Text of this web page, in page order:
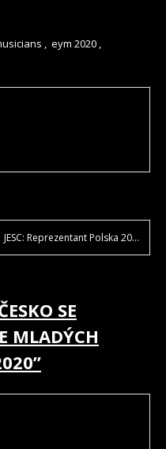
, eym 2020 ,
JESC: Reprezentant Polska 2019
SE
MLADÝCH
”